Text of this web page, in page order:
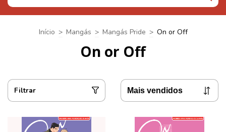
Início > Mangás > Mangás Pride > On or Off
On or Off
Filtrar